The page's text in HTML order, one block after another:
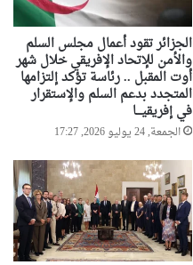
الجزائر تقود أعمال مجلس السلم
والأمن للإتحاد الإفريقي خلال شهر
أوت المقبل .. رئاسة تؤكد إلتزامها
المتجدد بدعم السلم والإستقرار
في إفريقيـــا
الجمعة, 24 يوليو 2026, 17:27